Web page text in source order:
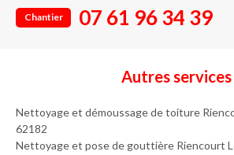
Chantier 07 61 96 34 39
Autres services
Nettoyage et démoussage de toiture
62182
Nettoyage et pose de gouttière Riencourt